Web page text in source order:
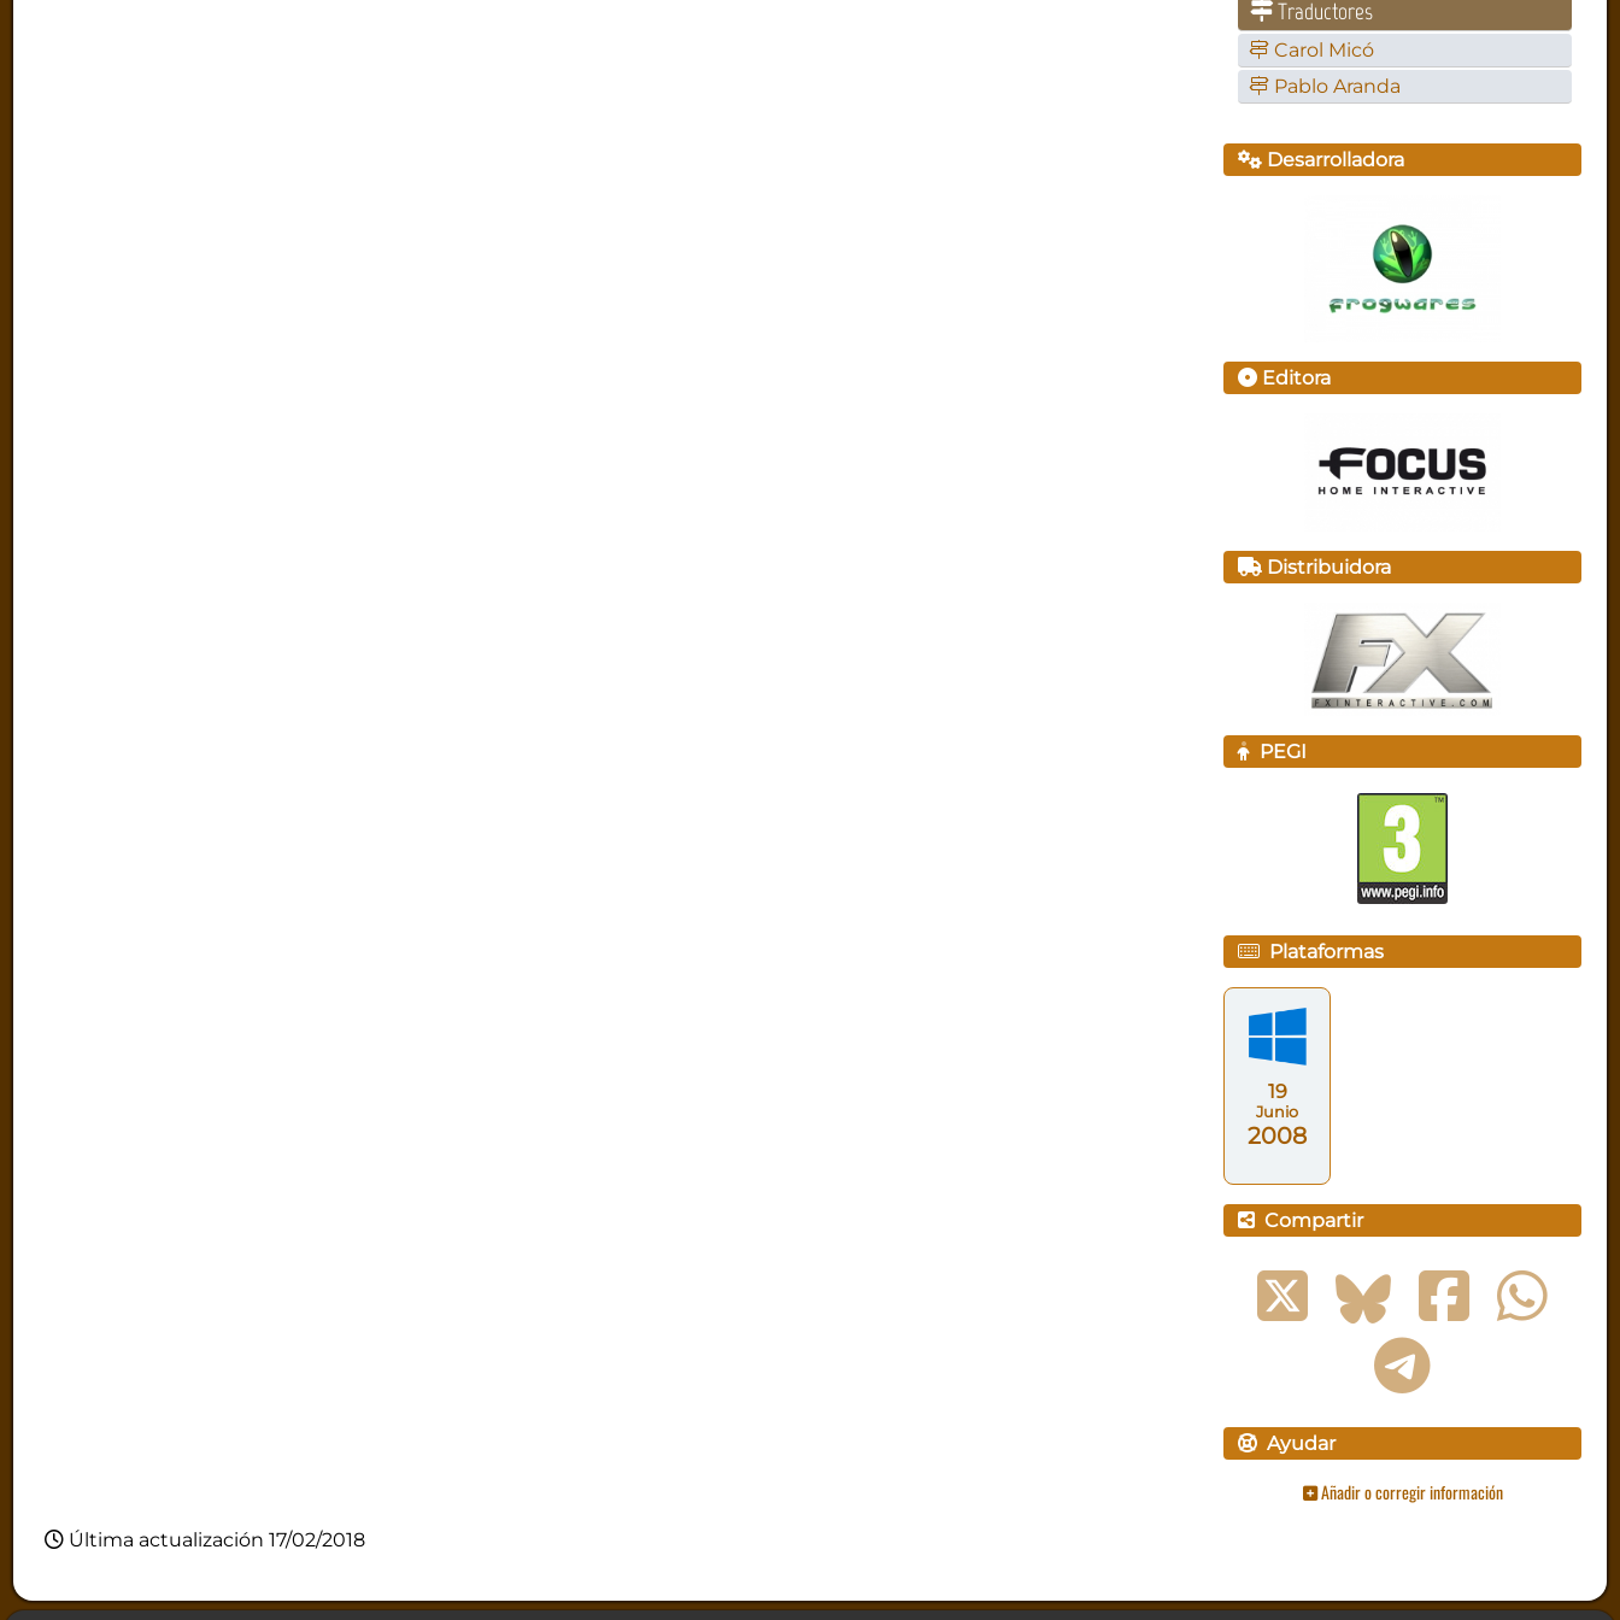
Traductores
Carol Micó
Pablo Aranda
Desarrolladora
Editora
Distribuidora
PEGI
Plataformas
19
Junio
2008
Compartir
Ayudar
Añadir o corregir información
Última actualización 17/02/2018